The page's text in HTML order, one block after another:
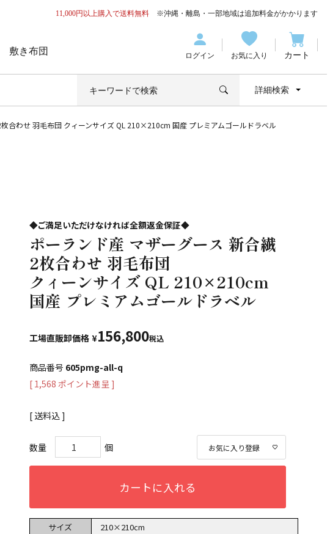
11,000円以上購入で送料無料 ※沖縄・離島・一部地域は追加料金がかかります
敷き布団 ログイン お気に入り カート
詳細検索
合わせ 羽毛布団 クィーンサイズ QL 210×210cm 国産 プレミアムゴールドラベル
◆ご満足いただけなければ全額返金保証◆
ポーランド産 マザーグース 新合繊
2枚合わせ 羽毛布団
クィーンサイズ QL 210×210cm
国産 プレミアムゴールドラベル
工場直販卸価格 ¥156,800税込
商品番号 605pmg-all-q
[ 1,568 ポイント進呈 ]
送料込
お気に入り登録
カートに入れる
サイズ
210×210cm